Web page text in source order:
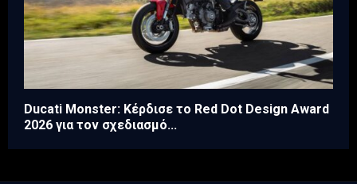
Ducati Monster: Κέρδισε το Red Dot Design Award
2026 για τον σχεδιασμό...